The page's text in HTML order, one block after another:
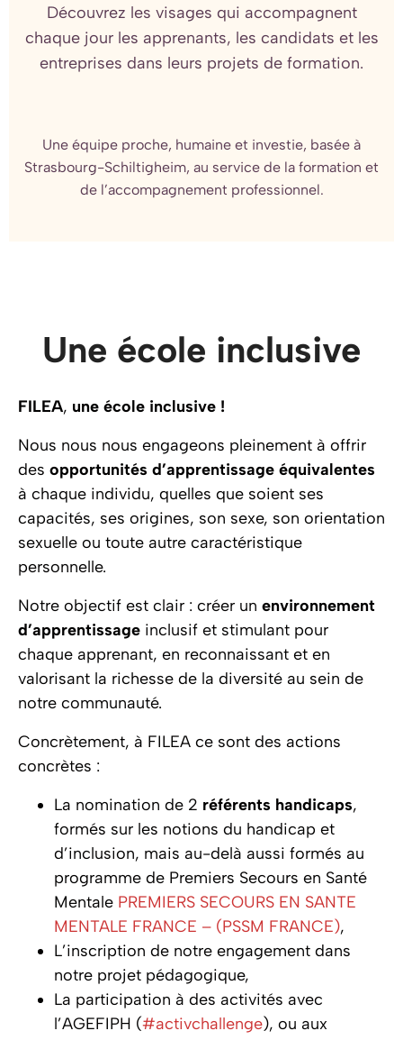
Découvrez les visages qui accompagnent
chaque jour les apprenants, les candidats et les
entreprises dans leurs projets de formation.
Une équipe proche, humaine et investie, basée à
Strasbourg-Schiltigheim, au service de la formation et
de l’accompagnement professionnel.
Une école inclusive
FILEA, une école inclusive !
Nous nous nous engageons pleinement à offrir
des opportunités d’apprentissage équivalentes
à chaque individu, quelles que soient ses
capacités, ses origines, son sexe, son orientation
sexuelle ou toute autre caractéristique
personnelle.
Notre objectif est clair : créer un environnement
d’apprentissage inclusif et stimulant pour
chaque apprenant, en reconnaissant et en
valorisant la richesse de la diversité au sein de
notre communauté.
Concrètement, à FILEA ce sont des actions
concrètes :
La nomination de 2 référents handicaps,
formés sur les notions du handicap et
d’inclusion, mais au-delà aussi formés au
programme de Premiers Secours en Santé
Mentale PREMIERS SECOURS EN SANTE
MENTALE FRANCE – (PSSM FRANCE),
L’inscription de notre engagement dans
notre projet pédagogique,
La participation à des activités avec
l’AGEFIPH (#activchallenge), ou aux